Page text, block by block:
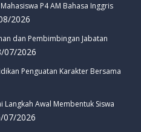
P4 AM Bahasa Inggris
2026
dan Pembimbingan Jabatan
07/2026
Penguatan Karakter Bersama
Langkah Awal Membentuk Siswa
07/2026